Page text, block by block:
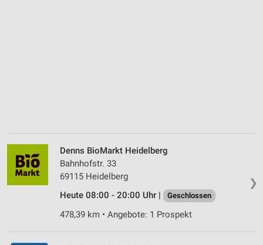
❯
Denns BioMarkt Heidelberg
Bahnhofstr. 33
69115 Heidelberg
Heute 08:00 - 20:00 Uhr |
Geschlossen
478,39 km • Angebote: 1 Prospekt